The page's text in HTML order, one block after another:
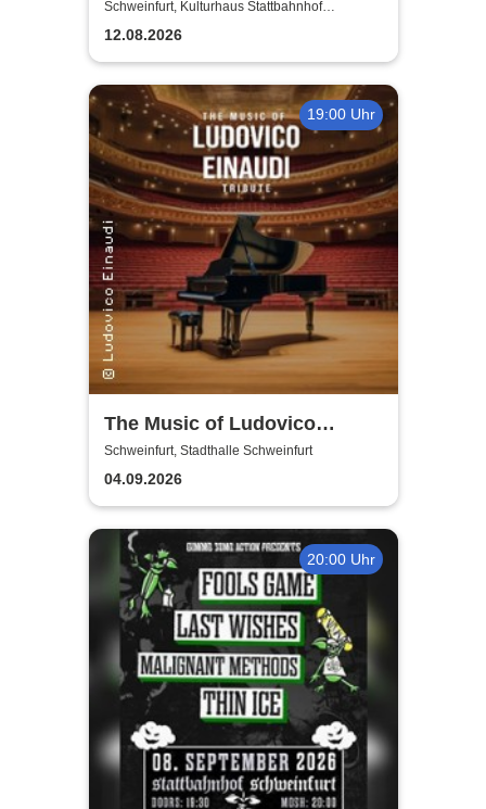
European Summer 2026
Schweinfurt, Kulturhaus Stattbahnhof
Schweinfurt
12.08.2026
19:00 Uhr
The Music of Ludovico
Einaudi: Tribute-
Klavierkonzert - Ludovico
Einaudi Tribute bei
Kerzenschein
Schweinfurt, Stadthalle Schweinfurt
04.09.2026
20:00 Uhr